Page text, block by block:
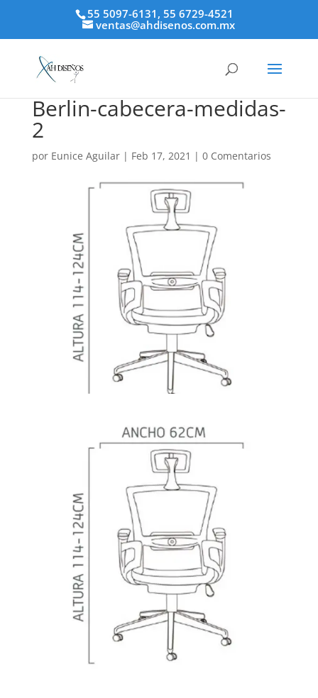
55 5097-6131, 55 6729-4521
ventas@ahdisenos.com.mx
Berlin-cabecera-medidas-
2
por Eunice Aguilar| Feb 17, 2021 | 0 Comentarios